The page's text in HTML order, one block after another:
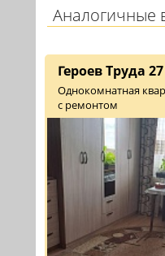
Аналогичные
Героев Труда
Однокомнатная
с ремонтом